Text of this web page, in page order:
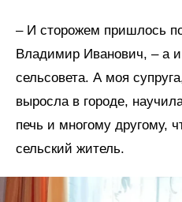
– И сторожем пришлось
Владимир Иванович, – а
сельсовета. А моя
выросла в городе,
печь и многому другому,
сельский житель.